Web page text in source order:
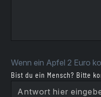
Wenn ein Apfel 2 Euro
Bist du ein Mensch? Bitte